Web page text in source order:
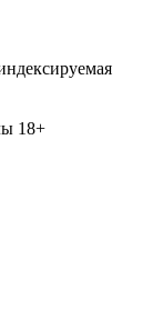
18+